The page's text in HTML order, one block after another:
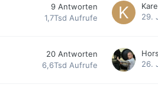
9 Antworten
1,7Tsd Aufrufe
29.
20 Antworten
6,6Tsd Aufrufe
26.